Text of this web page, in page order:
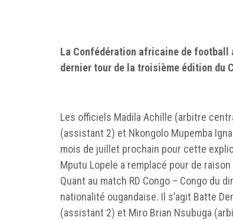
La Confédération africaine de
dernier tour de la troisième édition du
Les officiels Madila Achille (arbitre
(assistant 2) et Nkongolo Mupemba
mois de juillet prochain pour cette
Mputu Lopele a remplacé pour de
Quant au match RD Congo – Congo du
nationalité ougandaise. Il s’agit Batte
(assistant 2) et Miro Brian Nsubuga